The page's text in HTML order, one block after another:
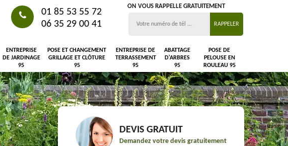
01 85 53 55 72
06 35 29 00 41
ON VOUS RAPPELLE GRATUITEMENT
ENTREPRISE
DE JARDINAGE
95
POSE ET CHANGEMENT
GRILLAGE ET CLÔTURE
95
ENTREPRISE DE
TERRASSEMENT
95
ABATTAGE
D'ARBRES
95
POSE DE
PELOUSE EN
ROULEAU 95
DEVIS GRATUIT
Demandez votre devis gratuitement